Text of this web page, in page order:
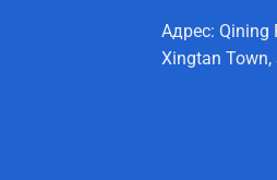
Адрес: Qining
Xingtan Town,